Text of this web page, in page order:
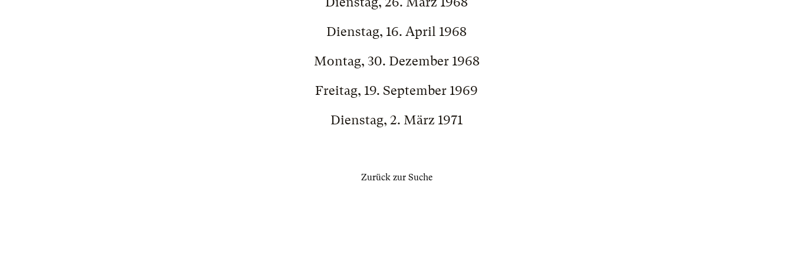
Dienstag, 16. April 1968
Montag, 30. Dezember 1968
Freitag, 19. September 1969
Dienstag, 2. März 1971
Zurück zur Suche